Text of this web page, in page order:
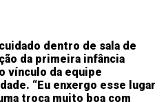
dentro de sala de
da primeira infância
vínculo da equipe
“Eu enxergo esse lugar
troca muito boa com